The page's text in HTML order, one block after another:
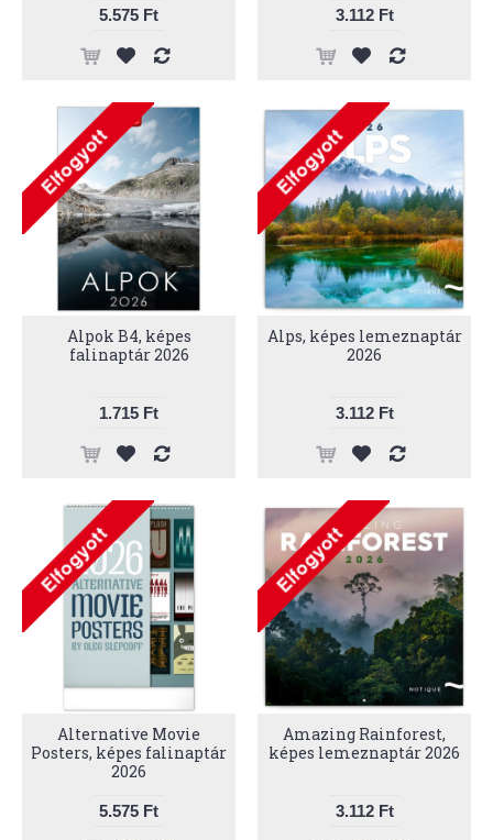
5.575 Ft 3.112 Ft
Alpok B4, képes
falinaptár 2026
1.715 Ft
Alps, képes lemeznaptár
2026
3.112 Ft
Alternative Movie
Posters, képes falinaptár
2026
5.575 Ft
Amazing Rainforest,
képes lemeznaptár 2026
3.112 Ft